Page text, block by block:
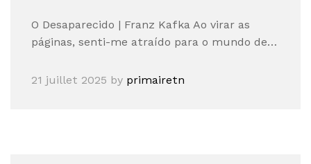
O Desaparecido | Franz Kafka Ao virar as
páginas, senti-me atraído para o mundo de…
21 juillet 2025 by primairetn